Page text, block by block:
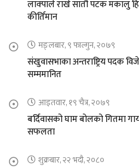
लाक्पाले राखे सातौ पटक मकालु
कीर्तिमान
मङ्लबार, ९ फाल्गुन, २०७९
संखुवासभाका अन्तराष्ट्रिय पदक
सम्ममानित
आइतवार, १९ चैत्र, २०७९
बर्दिवासको घाम बोलको गितमा
सफलता
शुक्रबार, २२ भदौ, २०८०